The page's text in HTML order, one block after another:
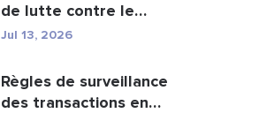
de lutte contre le
blanchiment d’argen...
Jul 13, 2026
Règles de surveillance
des transactions en